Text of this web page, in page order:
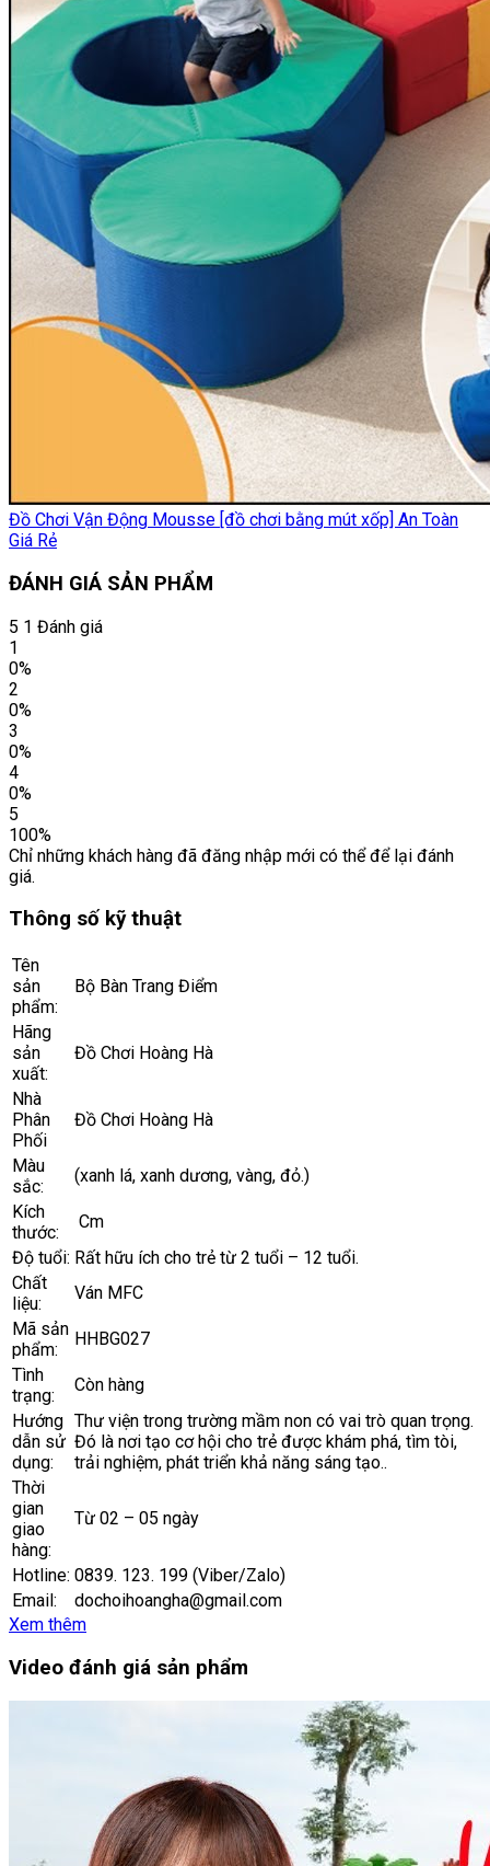
Đồ Chơi Vận Động Mousse [đồ chơi bằng mút xốp] An Toàn
Giá Rẻ
ĐÁNH GIÁ SẢN PHẨM
5 1 Đánh giá
1
0%
2
0%
3
0%
4
0%
5
100%
Chỉ những khách hàng đã đăng nhập mới có thể để lại đánh
giá.
Thông số kỹ thuật
Tên
sản
phẩm:
Bộ Bàn Trang Điểm
Hãng
sản
xuất:
Đồ Chơi Hoàng Hà
Nhà
Phân
Phối
Đồ Chơi Hoàng Hà
Màu
sắc:
(xanh lá, xanh dương, vàng, đỏ.)
Kích
thước:
Cm
Độ tuổi: Rất hữu ích cho trẻ từ 2 tuổi – 12 tuổi.
Chất
liệu:
Ván MFC
Mã sản
phẩm:
HHBG027
Tình
trạng:
Còn hàng
Hướng
dẫn sử
dụng:
Thư viện trong trường mầm non có vai trò quan trọng.
Đó là nơi tạo cơ hội cho trẻ được khám phá, tìm tòi,
trải nghiệm, phát triển khả năng sáng tạo..
Thời
gian
giao
hàng:
Từ 02 – 05 ngày
Hotline: 0839. 123. 199 (Viber/Zalo)
Email:
dochoihoangha@gmail.com
Xem thêm
Video đánh giá sản phẩm